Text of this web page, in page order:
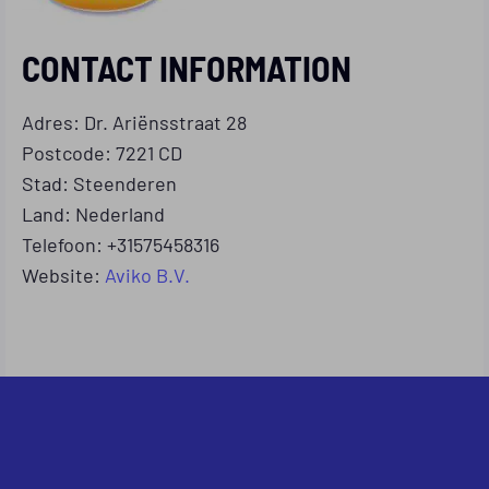
CONTACT INFORMATION
Adres: Dr. Ariënsstraat 28
Postcode: 7221 CD
Stad: Steenderen
Land: Nederland
Telefoon: +31575458316
Website: Aviko B.V.